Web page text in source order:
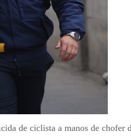
de ciclista a manos de chofer